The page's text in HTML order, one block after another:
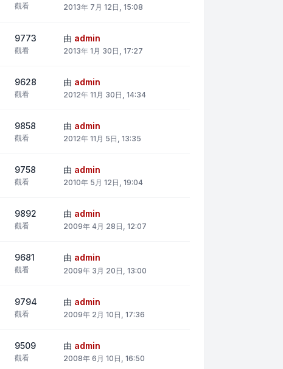
觀看 2013年 7月 12日, 15:08
9773
觀看
由 admin
2013年 1月 30日, 17:27
9628
觀看
由 admin
2012年 11月 30日, 14:34
9858
觀看
由 admin
2012年 11月 5日, 13:35
9758
觀看
由 admin
2010年 5月 12日, 19:04
9892
觀看
由 admin
2009年 4月 28日, 12:07
9681
觀看
由 admin
2009年 3月 20日, 13:00
9794
觀看
由 admin
2009年 2月 10日, 17:36
9509
觀看
由 admin
2008年 6月 10日, 16:50